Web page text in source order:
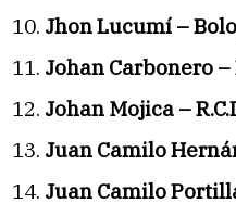
Jhon Lucumí –
Johan Carbonero
Johan Mojica –
Juan Camilo
Juan Camilo